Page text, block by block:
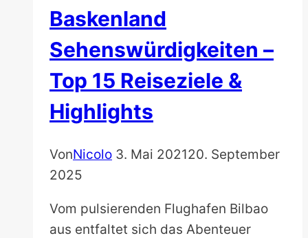
von
Reisebloggern
Baskenland
Sehenswürdigkeiten –
Top 15 Reiseziele &
Highlights
VonNicolo 3. Mai 202120. September
2025
Vom pulsierenden Flughafen Bilbao
aus entfaltet sich das Abenteuer